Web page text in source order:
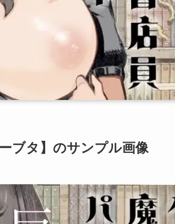
ブタ】のサンプル画像